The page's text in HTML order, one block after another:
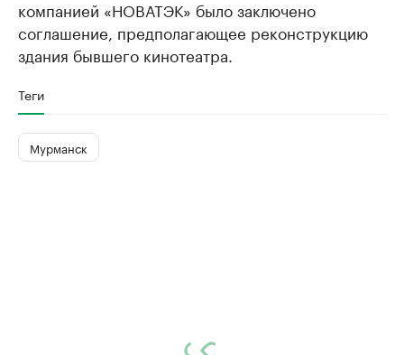
компанией «НОВАТЭК» было заключено
соглашение, предполагающее реконструкцию
здания бывшего кинотеатра.
Теги
Мурманск